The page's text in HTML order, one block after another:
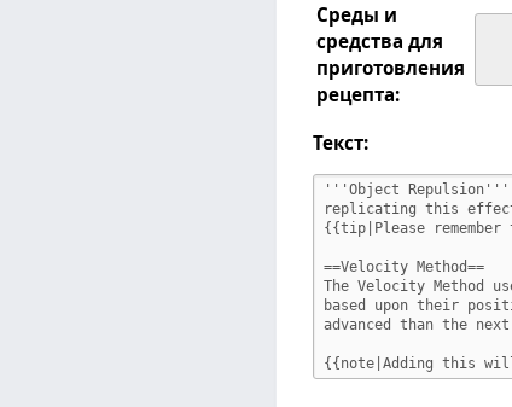
Среды и
средства для
приготовления
рецепта:
Текст: